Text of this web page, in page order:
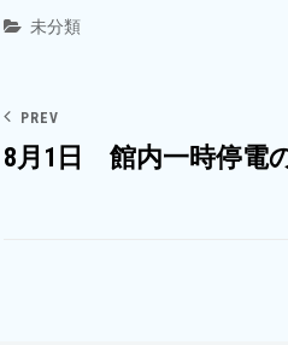
Categories
未分類
ン
PREV
8月1日 館内一時停電